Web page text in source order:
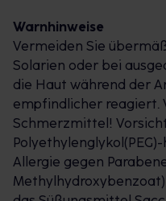
Abhängig von
geschmacklicher
passende
Die neo-angin®
Halstabletten
Halstabletten Kirsche
Halsschmerzen
antivirale
Halsschmerzen und
Warnhinweise
Vermeiden Sie
Solarien oder bei
die Haut während der
empfindlicher reagiert.
Schmerzmittel!
Allergie gegen